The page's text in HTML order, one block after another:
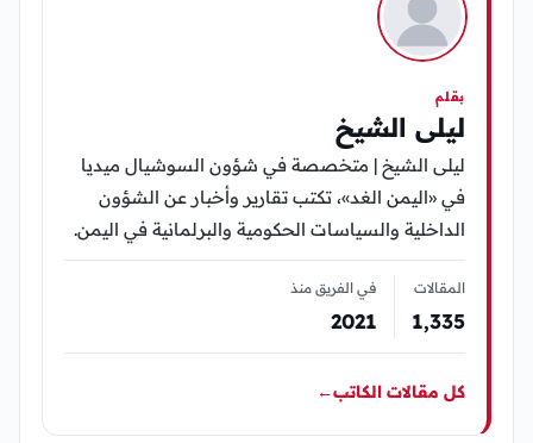
بقلم
ليلى الشيخ
ليلى الشيخ | متخصصة في شؤون السوشيال ميديا
في «اليمن الغد»، تكتب تقارير وأخبار عن الشؤون
الداخلية والسياسات الحكومية والبرلمانية في اليمن.
المقالات
1٬335
في الفريق منذ
2021
كل مقالات الكاتب←